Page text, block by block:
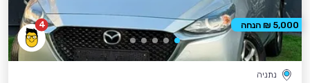
4
נתניה
5,000 ₪ הנחה